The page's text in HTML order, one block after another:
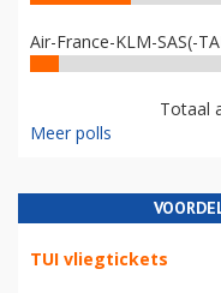
Air-France-KLM-SAS(-
Totaal
Meer polls
TUI vliegtickets